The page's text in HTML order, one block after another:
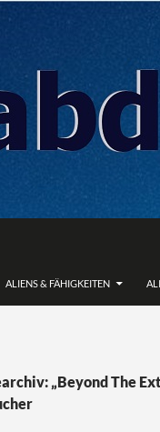
ALIENS & FÄHIGKEITEN
„Beyond The